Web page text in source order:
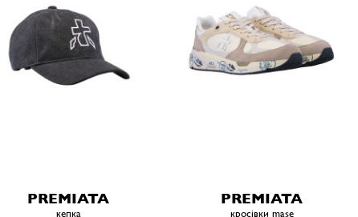
PREMIATA
кепка
PREMIATA
кросівки mase